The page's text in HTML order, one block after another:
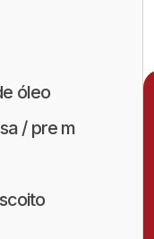
óleo
/ pre m